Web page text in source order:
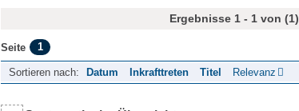
Ergebnisse 1 - 1 von (1)
Seite 1
Sortieren nach: Datum Inkrafttreten Titel Relevanz